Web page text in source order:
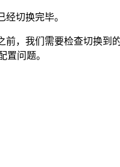
切换完毕。
，我们需要检查切换
置问题。